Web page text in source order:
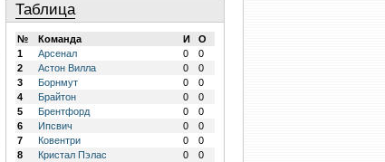
Таблица
№ Команда И
О
1
Арсенал 0
0
2
Астон Вилла 0
0
3
Борнмут 0
0
4
Брайтон 0
0
5
Брентфорд 0
0
6
Ипсвич 0
0
7
Ковентри 0
0
8
Кристал Пэлас 0
0